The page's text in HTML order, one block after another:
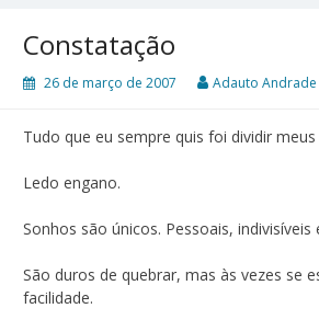
Constatação
26 de março de 2007 Adauto Andrade
Tudo que eu sempre quis foi dividir
Ledo engano.
Sonhos são únicos. Pessoais, indivisíveis
São duros de quebrar, mas às vezes se
facilidade.